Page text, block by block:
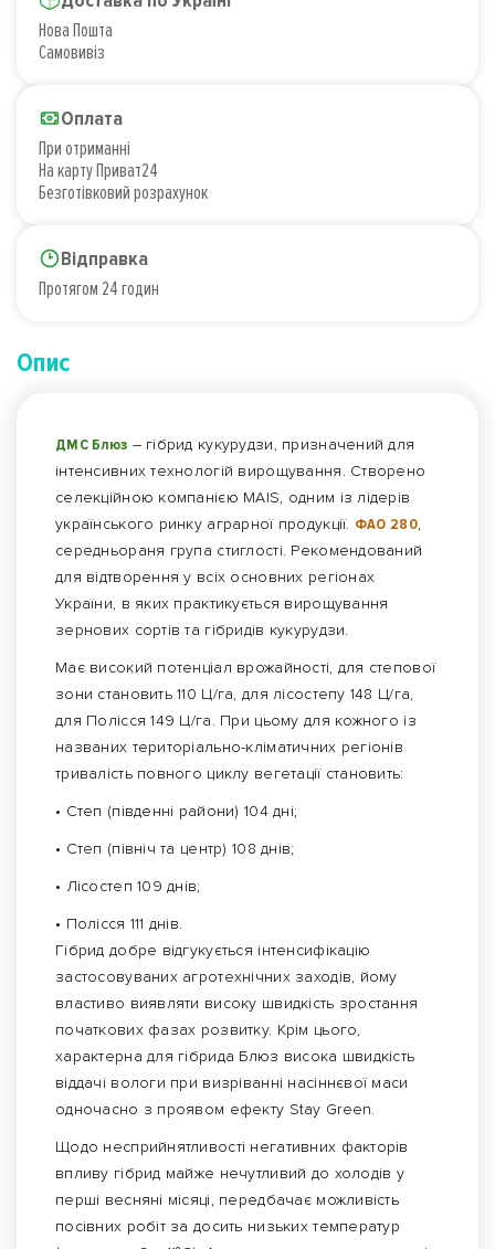
Нова Пошта
Самовивіз
Оплата
При отриманні
На карту Приват24
Безготівковий розрахунок
Відправка
Протягом 24 годин
Опис
ДМС Блюз – гібрид кукурудзи, призначений для
інтенсивних технологій вирощування. Створено
селекційною компанією MAIS, одним із лідерів
українського ринку аграрної продукції. ФАО 280,
середньораня група стиглості. Рекомендований
для відтворення у всіх основних регіонах
України, в яких практикується вирощування
зернових сортів та гібридів кукурудзи.
Має високий потенціал врожайності, для степової
зони становить 110 Ц/га, для лісостепу 148 Ц/га,
для Полісся 149 Ц/га. При цьому для кожного із
названих територіально-кліматичних регіонів
тривалість повного циклу вегетації становить:
• Степ (південні райони) 104 дні;
• Степ (північ та центр) 108 днів;
• Лісостеп 109 днів;
• Полісся 111 днів.
Гібрид добре відгукується інтенсифікацію
застосовуваних агротехнічних заходів, йому
властиво виявляти високу швидкість зростання
початкових фазах розвитку. Крім цього,
характерна для гібрида Блюз висока швидкість
віддачі вологи при визріванні насіннєвої маси
одночасно з проявом ефекту Stay Green.
Щодо несприйнятливості негативних факторів
впливу гібрид майже нечутливий до холодів у
перші весняні місяці, передбачає можливість
посівних робіт за досить низьких температур